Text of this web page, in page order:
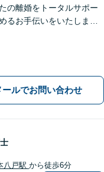
の離婚をトータルサポー
るお手伝いをいたしま
ールでお問い合わせ
八戸駅 から徒歩6分